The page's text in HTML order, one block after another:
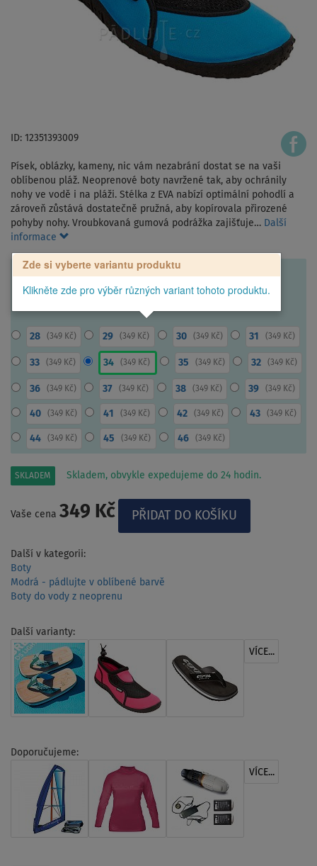
ID: 12351393009
Písek, oblázky, kameny, nic vám nezabrání dostat se na vaši
oblíbenou pláž. Neoprenové boty navržené tak, aby ochránily
nohy ve vodě i na pláži. Stélka z EVA nabízí optimální pohodlí a
zároveň zůstává dostatečně pružná, aby kopírovala přirozené
pohyby nohy. Vroubkovaná gumová podrážka zajišťuje… Další
informace
Zde si vyberte variantu produktu
Klikněte zde pro výběr různých variant tohoto produktu.
28 (349 Kč) 29 (349 Kč) 30 (349 Kč) 31 (349 Kč)
33 (349 Kč) 34 (349 Kč) 35 (349 Kč) 32 (349 Kč)
36 (349 Kč) 37 (349 Kč) 38 (349 Kč) 39 (349 Kč)
40 (349 Kč) 41 (349 Kč) 42 (349 Kč) 43 (349 Kč)
44 (349 Kč) 45 (349 Kč) 46 (349 Kč)
SKLADEM Skladem, obvykle expedujeme do 24 hodin.
Vaše cena 349 Kč
Další v kategorii:
Boty
Modrá - pádlujte v oblíbené barvě
Boty do vody z neoprenu
Další varianty:
VÍCE...
Doporučujeme:
VÍCE...